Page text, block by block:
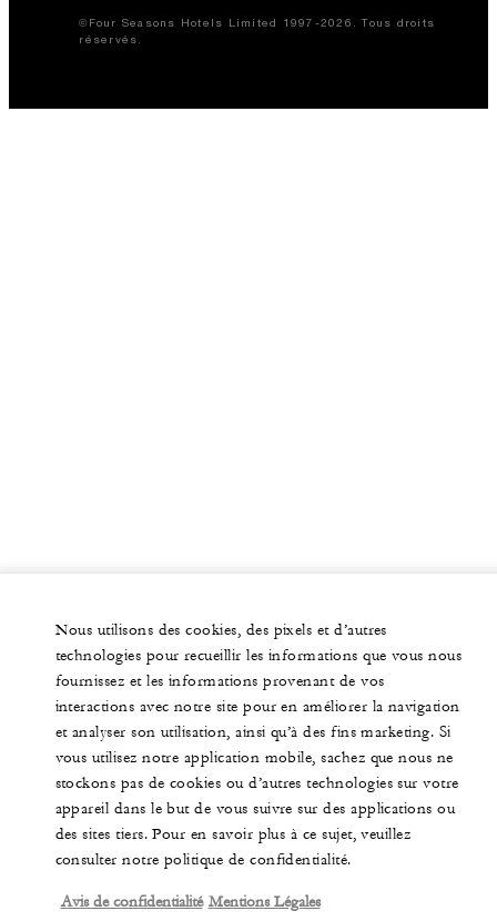
©Four Seasons Hotels Limited 1997-2026. Tous droits
réservés.
Nous utilisons des cookies, des pixels et d’autres
technologies pour recueillir les informations que vous nous
fournissez et les informations provenant de vos
interactions avec notre site pour en améliorer la navigation
et analyser son utilisation, ainsi qu’à des fins marketing. Si
vous utilisez notre application mobile, sachez que nous ne
stockons pas de cookies ou d’autres technologies sur votre
appareil dans le but de vous suivre sur des applications ou
des sites tiers. Pour en savoir plus à ce sujet, veuillez
consulter notre politique de confidentialité.
Avis de confidentialité Mentions Légales